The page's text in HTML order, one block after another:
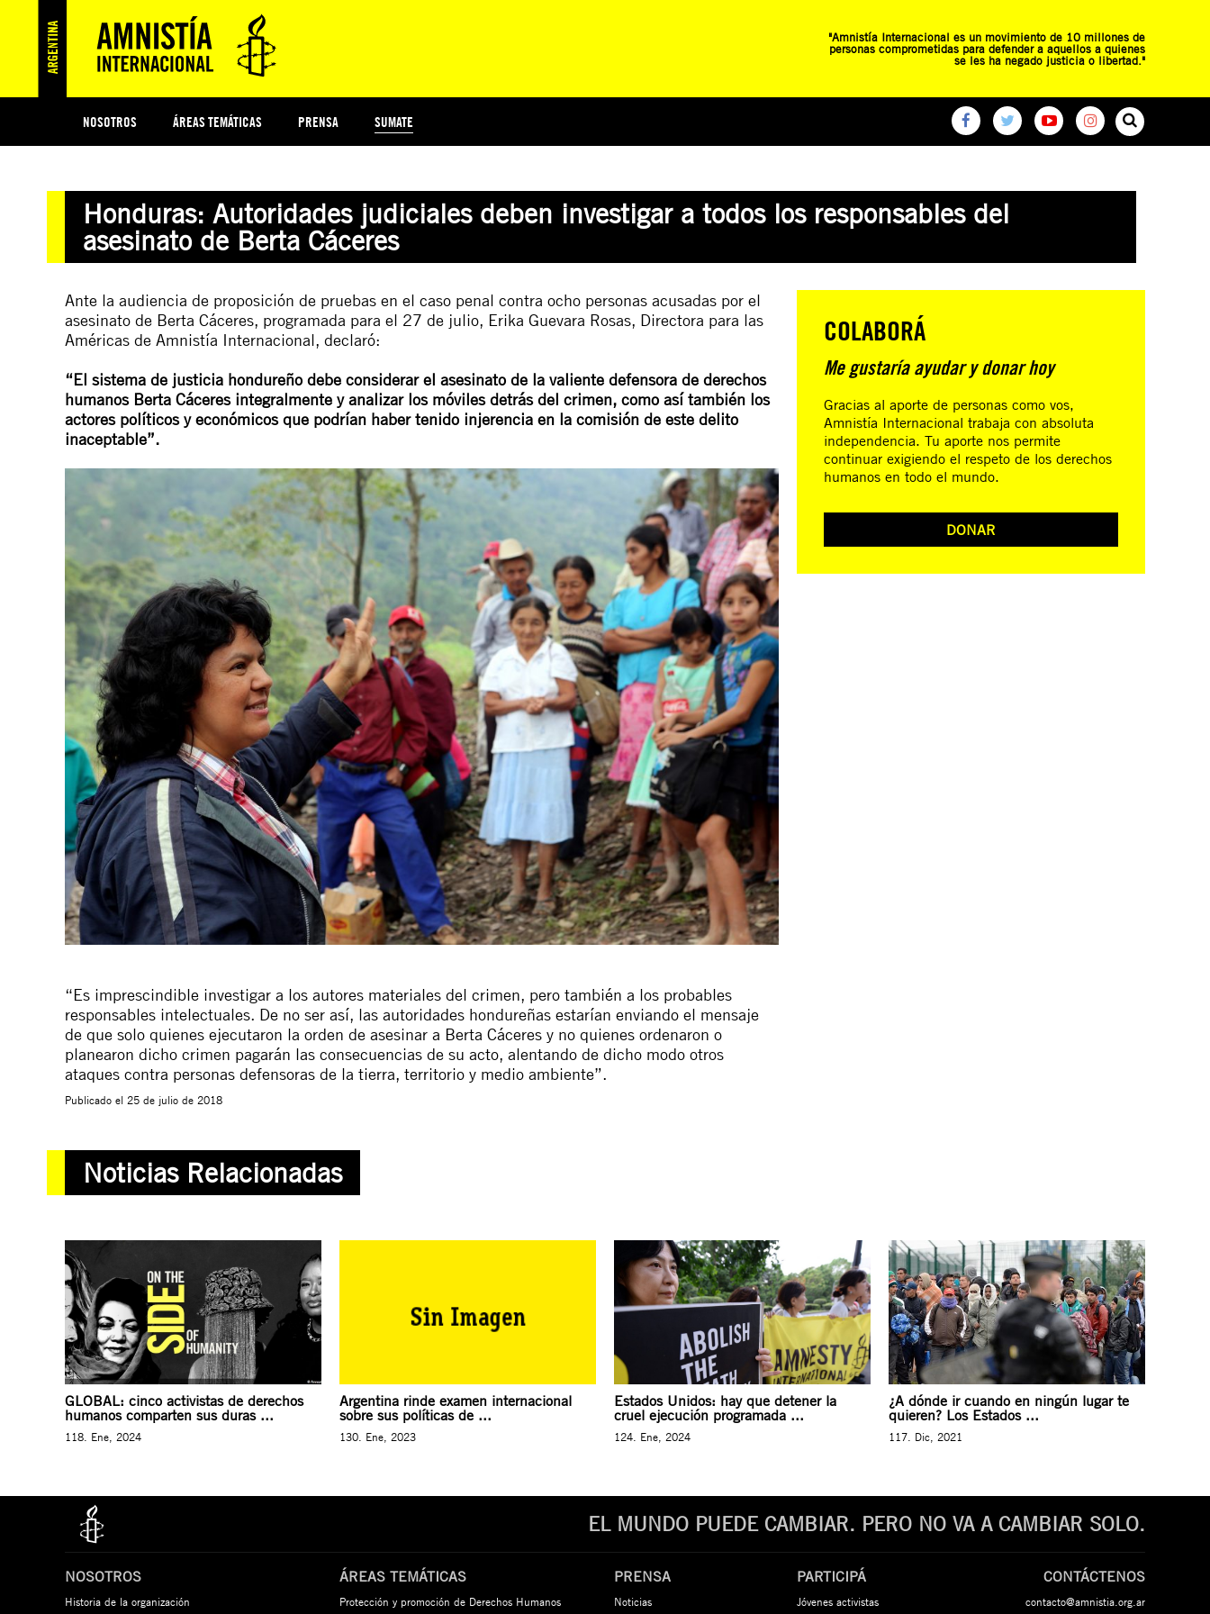
"Amnistía Internacional es un movimiento de 10 millones de
personas comprometidas para defender a aquellos a quienes
se les ha negado justicia o libertad."
NOSOTROS ÁREAS TEMÁTICAS PRENSA SUMATE
PREGUNTAS FRECUENTES
Honduras: Autoridades judiciales deben investigar a todos los responsables del
asesinato de Berta Cáceres
Ante la audiencia de proposición de pruebas en el caso penal contra ocho personas acusadas por el
asesinato de Berta Cáceres, programada para el 27 de julio, Erika Guevara Rosas, Directora para las
Américas de Amnistía Internacional, declaró:
“El sistema de justicia hondureño debe considerar el asesinato de la valiente defensora de derechos
humanos Berta Cáceres integralmente y analizar los móviles detrás del crimen, como así también los
actores políticos y económicos que podrían haber tenido injerencia en la comisión de este delito
inaceptable”.
“Es imprescindible investigar a los autores materiales del crimen, pero también a los probables
responsables intelectuales. De no ser así, las autoridades hondureñas estarían enviando el mensaje
de que solo quienes ejecutaron la orden de asesinar a Berta Cáceres y no quienes ordenaron o
planearon dicho crimen pagarán las consecuencias de su acto, alentando de dicho modo otros
ataques contra personas defensoras de la tierra, territorio y medio ambiente”.
Publicado el 25 de julio de 2018
COLABORÁ
Me gustaría ayudar y donar hoy
Gracias al aporte de personas como vos,
Amnistía Internacional trabaja con absoluta
independencia. Tu aporte nos permite
continuar exigiendo el respeto de los derechos
humanos en todo el mundo.
DONAR
Noticias Relacionadas
GLOBAL: cinco activistas de derechos
humanos comparten sus duras ...
118. Ene, 2024
Argentina rinde examen internacional
sobre sus políticas de ...
130. Ene, 2023
Estados Unidos: hay que detener la
cruel ejecución programada ...
124. Ene, 2024
¿A dónde ir cuando en ningún lugar te
quieren? Los Estados ...
117. Dic, 2021
EL MUNDO PUEDE CAMBIAR. PERO NO VA A CAMBIAR SOLO.
NOSOTROS
Historia de la organización
ÁREAS TEMÁTICAS
Protección y promoción de Derechos Humanos
PRENSA
Noticias
PARTICIPÁ
Jóvenes activistas
CONTÁCTENOS
contacto@amnistia.org.ar